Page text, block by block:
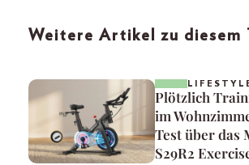
Weitere Artikel zu diesem
Plötzlich
im
Test über das
S29R2